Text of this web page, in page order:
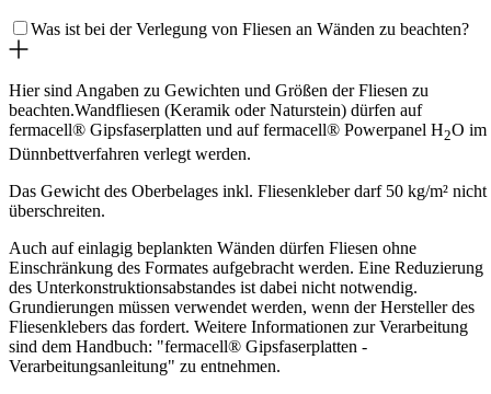
Was ist bei der Verlegung von Fliesen an Wänden zu beachten?
Hier sind Angaben zu Gewichten und Größen der Fliesen zu
beachten.Wandfliesen (Keramik oder Naturstein) dürfen auf
fermacell® Gipsfaserplatten und auf fermacell® Powerpanel H2O im
Dünnbettverfahren verlegt werden.
Das Gewicht des Oberbelages inkl. Fliesenkleber darf 50 kg/m² nicht
überschreiten.
Auch auf einlagig beplankten Wänden dürfen Fliesen ohne
Einschränkung des Formates aufgebracht werden. Eine Reduzierung
des Unterkonstruktionsabstandes ist dabei nicht notwendig.
Grundierungen müssen verwendet werden, wenn der Hersteller des
Fliesenklebers das fordert. Weitere Informationen zur Verarbeitung
sind dem Handbuch: "fermacell® Gipsfaserplatten -
Verarbeitungsanleitung" zu entnehmen.